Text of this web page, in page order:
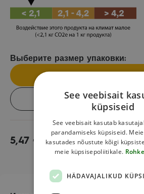
Выберите размер упаковки:
Коробка (6
5,47 € В корзину
See veebisait
küpsiseid
See veebisait kasutab
parandamiseks küpsiseid.
kasutades nõustute kõigi
meie küpsisepoliitikale.
HÄDAVAJALIKUD